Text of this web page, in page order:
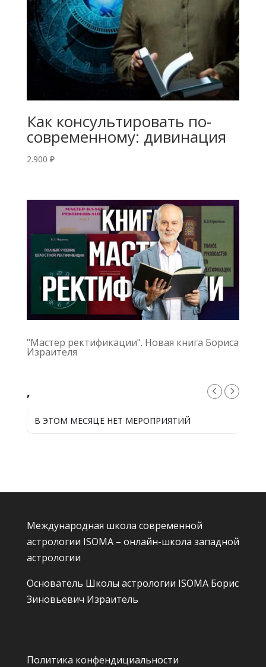
Как консультировать по-
современному: дивинация
2.900 ₽
"Мастер ректификации". Новая книга Бориса
Израителя
,
В ЭТОМ МЕСЯЦЕ НЕТ МЕРОПРИЯТИЙ
Международная школа современной
астрологии ISOMA – онлайн-школа западной
астрологии
Основатель Школы астрологии ISOMA Борис
Зиновьевич Израитель
Политика конфендициальности